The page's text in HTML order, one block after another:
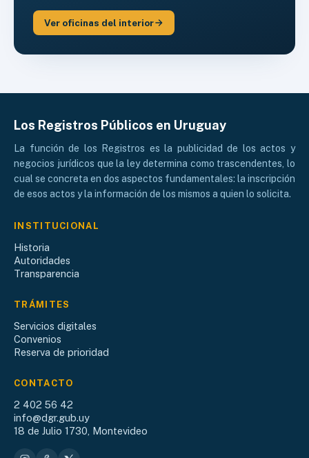
Ver oficinas del interior
Los Registros Públicos en Uruguay
La función de los Registros es la publicidad de los actos y
negocios jurídicos que la ley determina como trascendentes, lo
cual se concreta en dos aspectos fundamentales: la inscripción
de esos actos y la información de los mismos a quien lo solicita.
INSTITUCIONAL
Historia
Autoridades
Transparencia
TRÁMITES
Servicios digitales
Convenios
Reserva de prioridad
CONTACTO
2 402 56 42
info@dgr.gub.uy
18 de Julio 1730, Montevideo